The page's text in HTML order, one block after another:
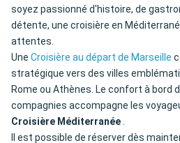
soyez passionné d'histoire, de
détente, une croisière en
attentes.
Une Croisière au départ de Marseille
stratégique vers des villes
Rome ou Athènes. Le confort à bord
compagnies accompagne les
Croisière Méditerranée.
Il est possible de réserver dès